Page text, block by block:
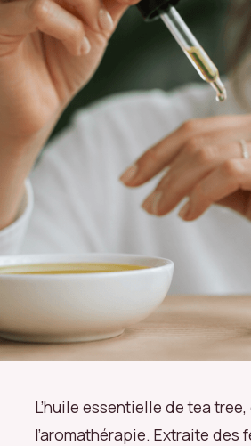
L’huile essentielle de tea
l’aromathérapie. Extraite des